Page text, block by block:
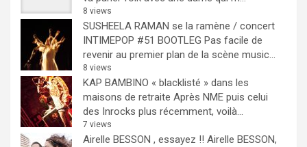
8 views
SUSHEELA RAMAN se la ramène / concert
INTIMEPOP #51 BOOTLEG Pas facile de
revenir au premier plan de la scène music...
8 views
KAP BAMBINO « blacklisté » dans les
maisons de retraite Après NME puis celui
des Inrocks plus récemment, voilà...
7 views
Airelle BESSON , essayez !! Airelle BESSON,